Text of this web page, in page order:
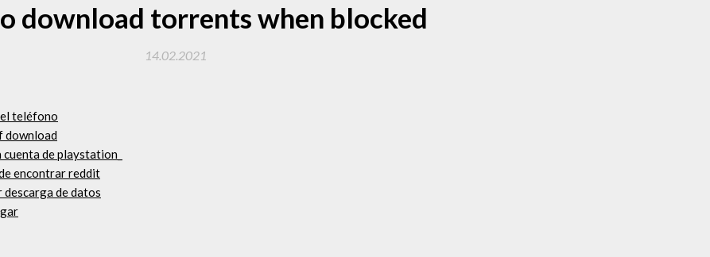
download torrents when blocked
14.02.2021
teléfono
download
de playstation_
encontrar reddit
de datos